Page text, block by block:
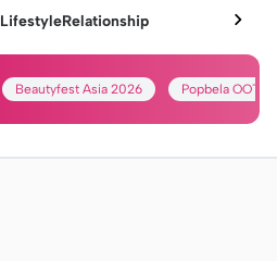
LifestyleRelationship
Beautyfest Asia 2026 Popbela OOTD